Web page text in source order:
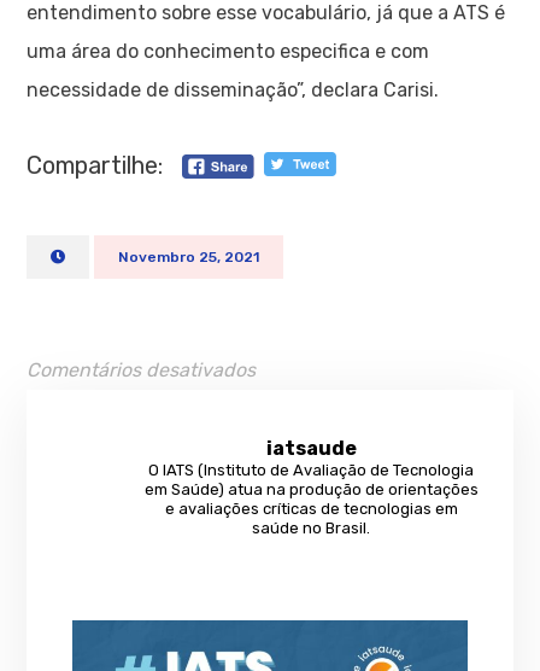
entendimento sobre esse vocabulário, já que a ATS é
uma área do conhecimento especifica e com
necessidade de disseminação”, declara Carisi.
Compartilhe:
Novembro 25, 2021
Comentários desativados
iatsaude
O IATS (Instituto de Avaliação de Tecnologia
em Saúde) atua na produção de orientações
e avaliações críticas de tecnologias em
saúde no Brasil.